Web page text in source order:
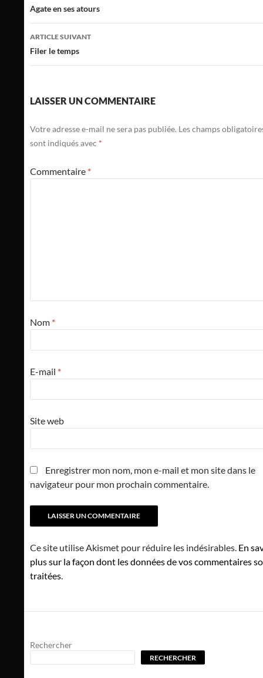
des
articles
Agate en ses atours
ARTICLE SUIVANT
Filer le temps
LAISSER UN COMMENTAIRE
Votre adresse e-mail ne sera pas publiée. Les champs
sont indiqués avec *
Commentaire *
Nom *
E-mail *
Site web
Enregistrer mon nom, mon e-mail et mon site dans le
navigateur pour mon prochain commentaire.
Ce site utilise Akismet pour réduire les indésirables. En
plus sur la façon dont les données de vos commentaires
traitées
Rechercher
RECHERCHER